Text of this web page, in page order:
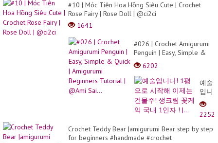
#10 | Móc Tiên Hoa Hồng Siêu Cute | Crochet
Rose Fairy | Rose Doll | @ci2ci
1641
#026 | Crochet Amigurumi
Penguin | Easy, Simple &
Quick | Amigurumi
Beginners Tutorial | @Ami
Sai...
6202
예술
입니
다!
1평
으로
시작
2252
Crochet Teddy Bear |amigurumi Bear step by step
for beginners #handmade #crochet